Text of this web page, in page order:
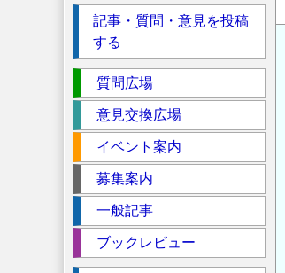
記事・質問・意見を投稿
する
ク
シ
質問広場
意見交換広場
イベント案内
募集案内
一般記事
ブックレビュー